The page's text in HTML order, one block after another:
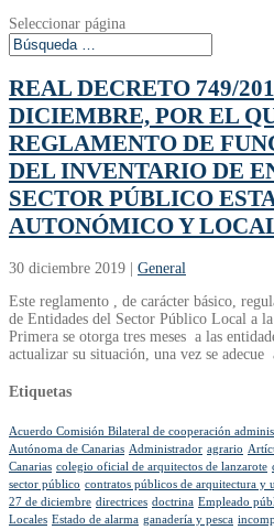
Seleccionar página
REAL DECRETO 749/
DICIEMBRE, POR EL
REGLAMENTO DE
DEL INVENTARIO DE
SECTOR PÚBLICO
AUTONÓMICO Y
30 diciembre 2019
General
Este reglamento , de carácter básico,
de Entidades del Sector Público Local a
Primera se otorga tres meses a las
actualizar su situación, una vez se adecue
Etiquetas
Acuerdo Comisión Bilateral de cooperación
Autónoma de Canarias Administrador agrario
Canarias colegio oficial de arquitectos de lanzarote
sector público contratos públicos de arquitectura y
27 de diciembre directrices doctrina Empleado
Locales Estado de alarma ganadería y pesca